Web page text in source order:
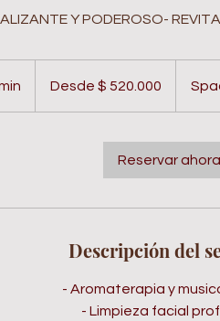
Y PODEROSO-
pesosDesde $ 520.000
Reservar ahora
Descripción del
- Aromaterapia y
- Limpieza facial